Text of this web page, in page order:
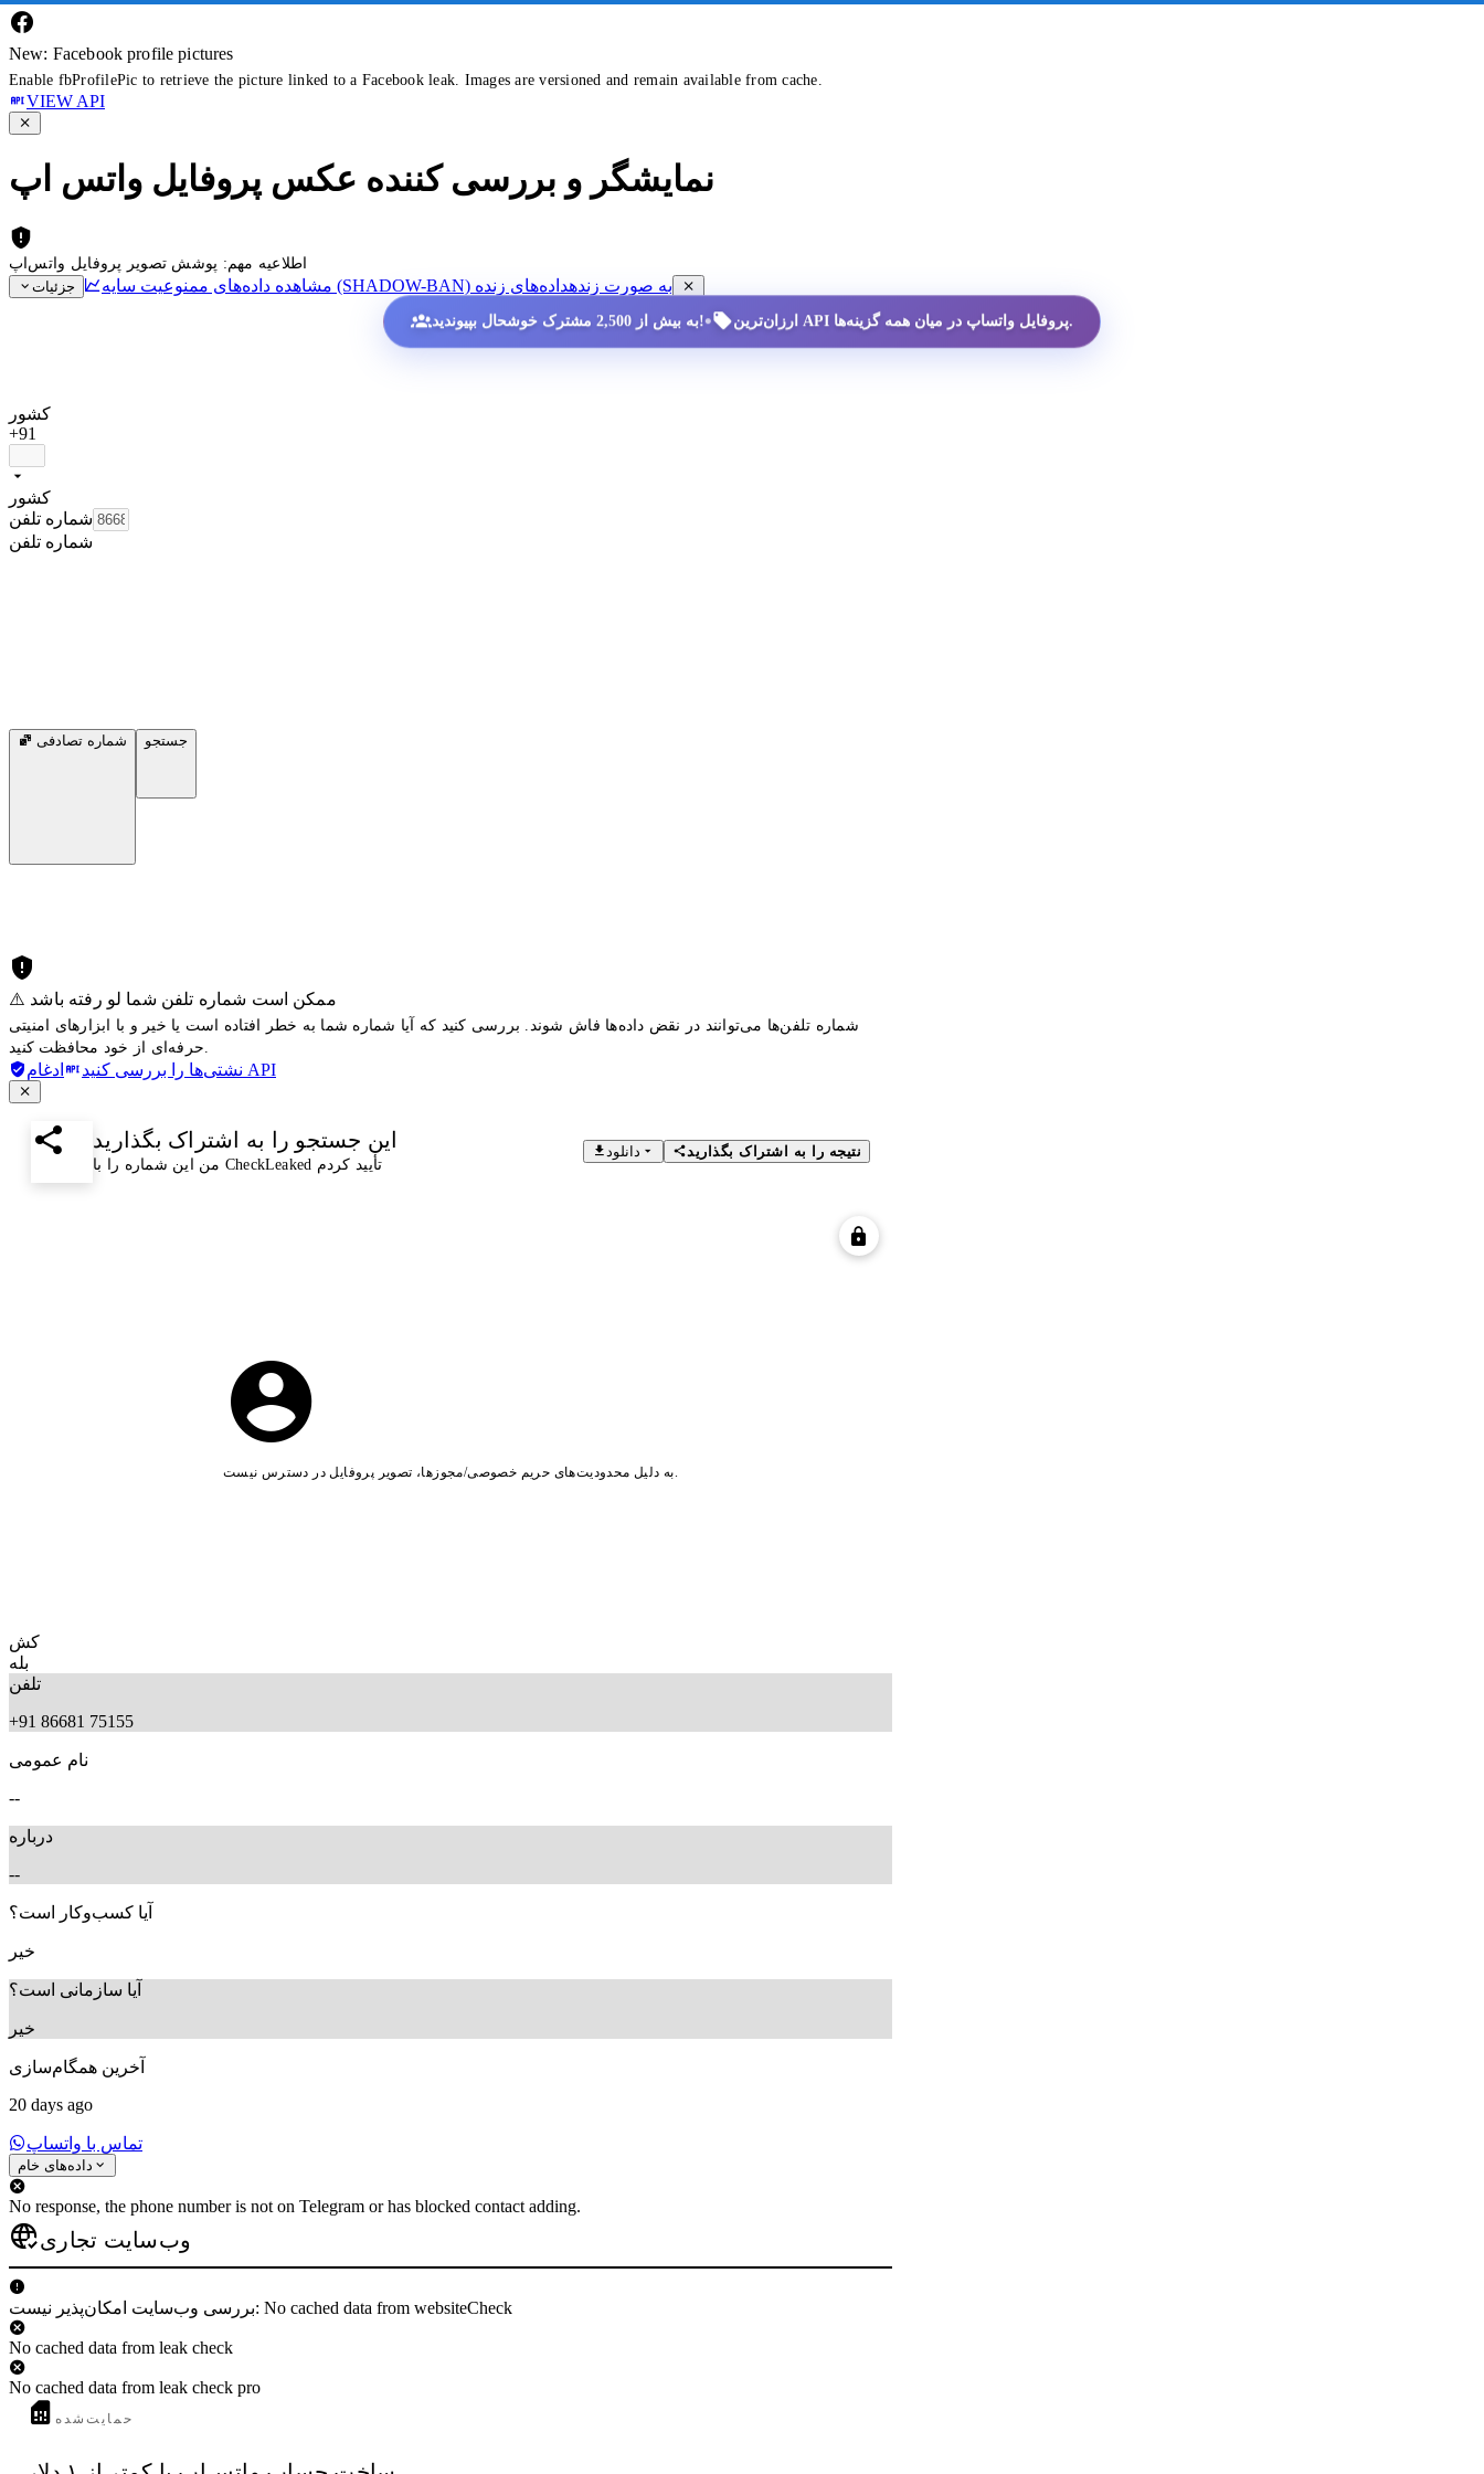
New: Facebook profile pictures
Enable fbProfilePic to retrieve the picture linked to a Facebook leak. Images are versioned and remain available from cache.
VIEW API
نمایشگر و بررسی کننده عکس پروفایل واتس اپ
اطلاعیه مهم: پوشش تصویر پروفایل واتس‌اپ
جزئیات
مشاهده داده‌های ممنوعیت سایه (SHADOW-BAN) به صورت زندهداده‌های زنده
به بیش از 2,500 مشترک خوشحال بپیوندید!• ارزان‌ترین API پروفایل واتساپ در میان همه گزینه‌ها.
کشور
+91
کشور
شماره تلفن
شماره تلفن
شماره تصادفی جستجو
⚠️ ممکن است شماره تلفن شما لو رفته باشد
شماره تلفن‌ها می‌توانند در نقض داده‌ها فاش شوند. بررسی کنید که آیا شماره شما به خطر افتاده است یا خیر و با ابزارهای امنیتی
نشتی‌ها را بررسی کنید ادغام API
این جستجو را به اشتراک بگذارید
من این شماره را با CheckLeaked تأیید کردم
دانلود نتیجه را به اشتراک بگذارید
به دلیل محدودیت‌های حریم خصوصی/مجوزها، تصویر پروفایل در دسترس نیست.
کش
بله
تلفن
+91 86681 75155
نام عمومی
--
درباره
--
آیا کسب‌وکار است؟
خیر
آیا سازمانی است؟
خیر
آخرین همگام‌سازی
20 days ago
تماس با واتساپ
داده‌های خام
No response, the phone number is not on Telegram or has blocked contact adding.
وب‌سایت تجاری
بررسی وب‌سایت امکان‌پذیر نیست: No cached data from websiteCheck
No cached data from leak check
No cached data from leak check pro
حمایت‌شده